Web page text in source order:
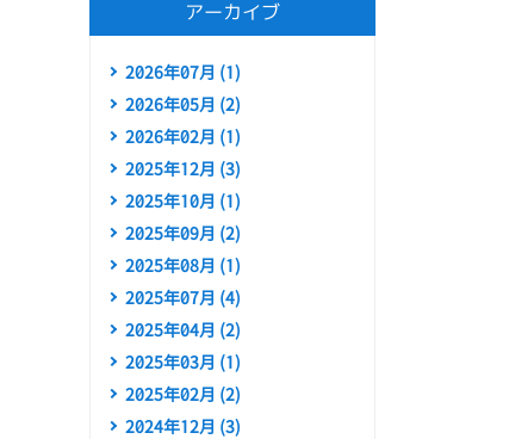
アーカイブ
2026年07月 (1)
2026年05月 (2)
2026年02月 (1)
2025年12月 (3)
2025年10月 (1)
2025年09月 (2)
2025年08月 (1)
2025年07月 (4)
2025年04月 (2)
2025年03月 (1)
2025年02月 (2)
2024年12月 (3)